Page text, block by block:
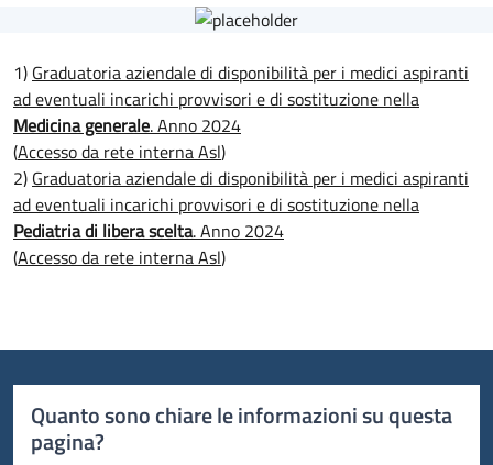
1) Graduatoria aziendale di disponibilità per i medici aspiranti
ad eventuali incarichi provvisori e di sostituzione nella
Medicina generale. Anno 2024
(Accesso da rete interna Asl)
2) Graduatoria aziendale di disponibilità per i medici aspiranti
ad eventuali incarichi provvisori e di sostituzione nella
Pediatria di libera scelta. Anno 2024
(Accesso da rete interna Asl)
Quanto sono chiare le informazioni su questa
pagina?